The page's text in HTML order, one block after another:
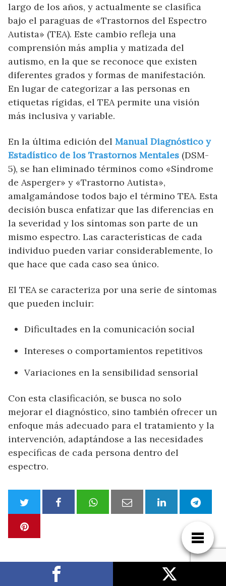
largo de los años, y actualmente se clasifica
bajo el paraguas de «Trastornos del Espectro
Autista» (TEA). Este cambio refleja una
comprensión más amplia y matizada del
autismo, en la que se reconoce que existen
diferentes grados y formas de manifestación.
En lugar de categorizar a las personas en
etiquetas rígidas, el TEA permite una visión
más inclusiva y variable.
En la última edición del Manual Diagnóstico y
Estadístico de los Trastornos Mentales (DSM-
5), se han eliminado términos como «Síndrome
de Asperger» y «Trastorno Autista»,
amalgamándose todos bajo el término TEA. Esta
decisión busca enfatizar que las diferencias en
la severidad y los síntomas son parte de un
mismo espectro. Las características de cada
individuo pueden variar considerablemente, lo
que hace que cada caso sea único.
El TEA se caracteriza por una serie de síntomas
que pueden incluir:
Dificultades en la comunicación social
Intereses o comportamientos repetitivos
Variaciones en la sensibilidad sensorial
Con esta clasificación, se busca no solo
mejorar el diagnóstico, sino también ofrecer un
enfoque más adecuado para el tratamiento y la
intervención, adaptándose a las necesidades
específicas de cada persona dentro del
espectro.
Entradas relacionadas